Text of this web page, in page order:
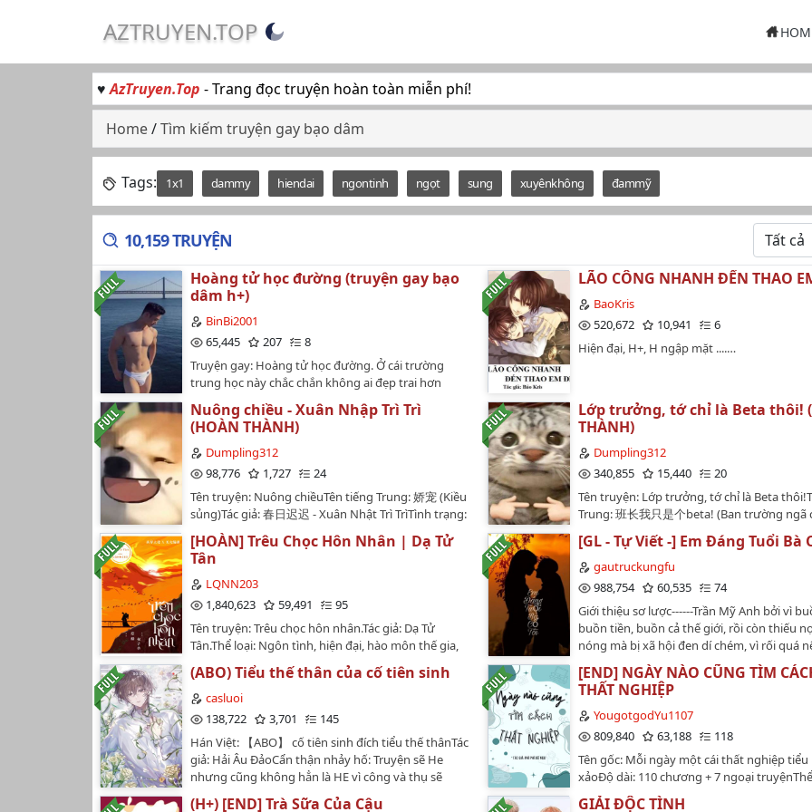
AZTRUYEN.TOP
♥AzTruyen.Top - Trang đọc truyện hoàn toàn miễn phí!
Home/Tìm kiếm truyện gay bạo dâm
Tags: 1x1 dammy hiendai ngontinh ngọt sung xuyênkhông đammỹ
10,159 TRUYỆN
Hoàng tử học đường (truyện gay bạo
dâm h+)
BinBi2001
65,445
207
8
Truyện gay: Hoàng tử học đường. Ở cái trường
trung học này chắc chắn không ai đẹp trai hơn
thân thể toàn bích.Cùng với nụ cười thiên thần và
giọng nói êm ái như nhung,mọi người không ai có
thể phủ nhận biệt danh Hoàng tử mà bọn con gái
đặt cho chàng..…
LÃO CÔNG NHANH ĐẾN THAO
BaoKris
520,672
10,941
6
Hiện đại, H+, H ngập mặt ....…
Nuông chiều - Xuân Nhập Trì Trì
(HOÀN THÀNH)
Dumpling312
98,776
1,727
24
Tên truyện: Nuông chiềuTên tiếng Trung: 娇宠 (Kiều
sủng)Tác giả: 春日迟迟 - Xuân Nhật Trì TrìTình trạng:
hoàn thànhSố chương: 18 chương + 5 ngoại
truyệnTình trạng: hoàn thànhNgày bắt đầu:
19/5/2023Ngày hoàn thành: (quên rồi)Thể loại: hiện
đại, HE, song tính, pissking, nuoctieuplay, cưới
trước yêu sauTóm tắt: Bí mật từ nhỏ đến lớn mà
chơi đến nở rộ…
Lớp trưởng, tớ chỉ là Beta thôi!
THÀNH)
Dumpling312
340,855
15,440
20
Tên truyện: Lớp trưởng, tớ chỉ là Beta
Trung: 班长我只是个beta! (Ban trường ngã
beta!)Tác giả: 二二 - Nhị Nhị (22)Editor: Bánh
(Dumpling312)Tình trạng: Hoàn thànhSố
18 chương + 1 ngoại truyệnTình trạng: hoàn
thànhNgày bắt đầu: 10/8/2024Ngày hoàn
mỹ, hiện đại, tình cảm, HE, ABO, ghế nhà
1v1, AxBTóm tắt:Quý Dung là một bé Beta
học tập mỗi ngày hướng về một tương lai
đẹp.Vô tình trùng hợp ở chung một phòng
lớp trưởng Alpha.Chỉ định học tập lẫn nhau
phía trước, ai mà ngờ nghe được suy nghĩ
trưởng, không chỉ thường xuyên nghe
lời tâm tình simp vợ của ai đó mà còn bị
sạch.Nhưng mà lớp trưởng ơi, tớ chỉ là Beta
thôi!Thuộc tính: Nhìn thì lạnh lùng khó gần
là simp vợ chúa Alpha công x em bé xinh đẹp
ngoan ngoãn Beta thụ. 1v1…
[HOÀN] Trêu Chọc Hôn Nhân | Dạ Tử
Tân
LQNN203
1,840,623
59,491
95
Tên truyện: Trêu chọc hôn nhân.Tác giả: Dạ Tử
Tân.Thể loại: Ngôn tình, hiện đại, hào môn thế gia,
nghiệp giới tinh anh, ngọt văn, HE.Số chương: 66
chương chính văn + 27 phiên ngoại.Editor:
LQNN203.Thiết kế bìa: Fan Ruột Bánh Mì.📢Truyện
edit chưa được sự đồng ý của tác giả vui lòng
nhất tại Wattpad LQNN203.…
[GL - Tự Viết -] Em Đáng Tuổi Bà
gautruckungfu
988,754
60,535
74
Giới thiệu sơ lược------Trần Mỹ Anh bởi vì
buồn tiền, buồn cả thế giới, rồi còn thiếu
nóng mà bị xã hội đen dí chém, vì rối quá
đại xuống dòng sông đen ngòm với nước
xoáy cuồn cuộn. Cô cứ tưởng là mình đã
nhưng mà lại không phải vậy, cô đã xuyên
thành cậu ba Huy là con trai thứ hai của nhà
chủ giàu nổi tiếng khắp Nam Kỳ Lục Tỉnh lúc
không phải cậu, bởi vì một số việc riêng tư
giả làm con trai tiếp quản gia nghiệp, thế là
Anh đã bị bà nội bắt lấy vợ. Tưởng chừng
(ABO) Tiểu thế thân của cố tiên sinh
casluoi
138,722
3,701
145
Hán Việt: 【ABO】 cố tiên sinh đích tiểu thế thânTác
giả: Hải Âu ĐảoCẩn thận nhảy hố: Truyện sẽ He
nhưng cũng không hẳn là HE vì công và thụ sẽ
sống với nhau, công luôn ôm dằn vặt sống còn bé
[END] NGÀY NÀO CŨNG TÌM
THẤT NGHIỆP
YougotgodYu1107
809,840
63,188
118
Tên gốc: Mỗi ngày một cái thất nghiệp tiểu
xảoĐộ dài: 110 chương + 7 ngoại
Hiện đại đô thị, xuyên sách, ngọt ngào, đời
(H+) [END] Trà Sữa Của Cậu GIẢI ĐỘC TÌNH